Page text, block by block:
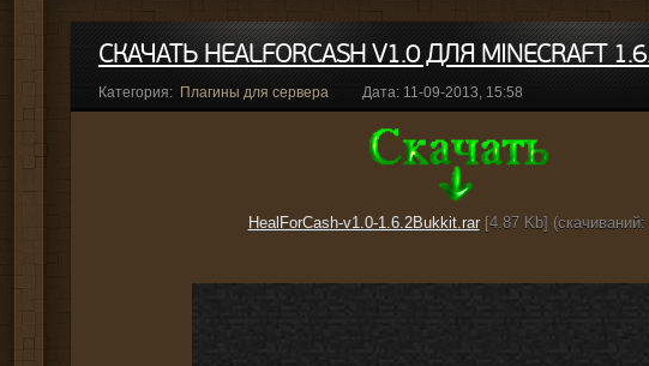
СКАЧАТЬ HEALFORCASH V1.0 ДЛЯ MINECRAFT
Категория: Плагины для сервера Дата: 11-09-2013, 15:58
HealForCash-v1.0-1.6.2Bukkit.rar[4.87 Kb] (cкачиваний: